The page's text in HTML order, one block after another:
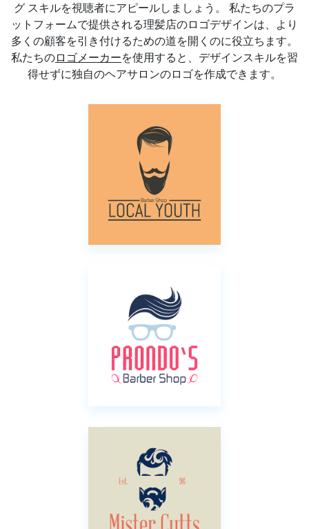
グ スキルを視聴者にアピールしましょう。 私たちのプラ
ットフォームで提供される理髪店のロゴデザインは、より
多くの顧客を引き付けるための道を開くのに役立ちます。
私たちのロゴメーカーを使用すると、デザインスキルを習
得せずに独自のヘアサロンのロゴを作成できます。